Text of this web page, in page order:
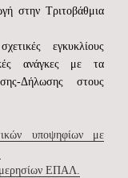
στην Τριτοβάθμια
εγκυκλίους
ανάγκες με τα
Δήλωσης στους
υποψηφίων με
ΕΠΑΛ.